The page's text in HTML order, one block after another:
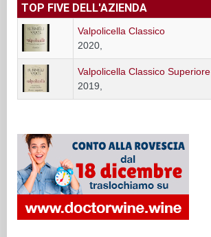
TOP FIVE DELL'AZIENDA
Valpolicella Classico
2020,
Valpolicella Classico Superiore
2019,